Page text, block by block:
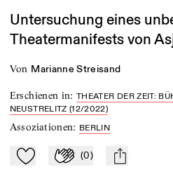
Untersuchung eines
Theatermanifests von
von Marianne Streisand
Erschienen in:THEATER DER ZEIT:
NEUSTRELITZ (12/2022)
Assoziationen: BERLIN
Zu Mein-TdZ hinzufügen
Applaudieren
(0) mail